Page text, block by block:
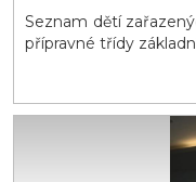
Seznam dětí
přípravné třídy